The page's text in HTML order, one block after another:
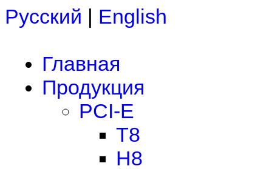
Русский | English
Главная
Продукция
PCI-E
T8
H8